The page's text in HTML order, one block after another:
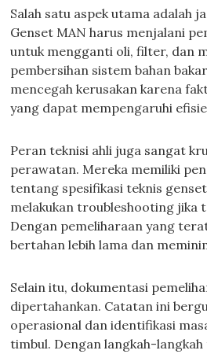
Salah satu aspek utama adalah
Genset MAN harus menjalani
untuk mengganti oli, filter, dan
pembersihan sistem bahan
mencegah kerusakan karena
yang dapat mempengaruhi
Peran teknisi ahli juga sangat
perawatan. Mereka memiliki
tentang spesifikasi teknis
melakukan troubleshooting jika
Dengan pemeliharaan yang
bertahan lebih lama dan
Selain itu, dokumentasi
dipertahankan. Catatan ini
operasional dan identifikasi
timbul. Dengan langkah-